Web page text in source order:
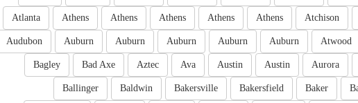
Atchison
Athens
Athens
Athens
Athens
Athens
Atlanta
Atwood
Auburn
Auburn
Auburn
Auburn
Auburn
Audubon
Aurora
Austin
Austin
Ava
Aztec
Bad Axe
Bagley
Baker
Bakersfield
Bakersville
Baldwin
Ballinger